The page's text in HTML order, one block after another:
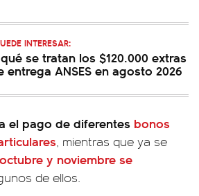
INTERESAR:
se tratan los $120.000 extras
entrega ANSES en agosto 2026
el pago de diferentes bonos
, mientras que ya se
y noviembre se
de ellos.